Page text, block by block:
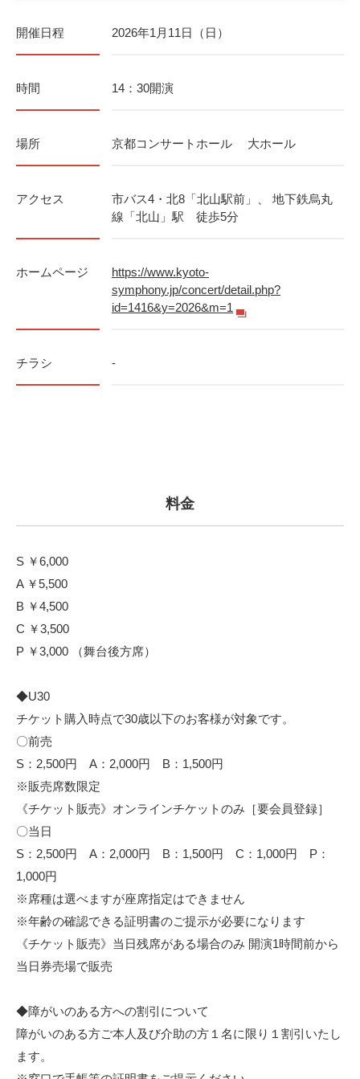
開催日程 2026年1月11日（日）
時間 14：30開演
場所 京都コンサートホール 大ホール
アクセス
市バス4・北8「北山駅前」、 地下鉄烏丸
線「北山」駅 徒歩5分
ホームページ
https://www.kyoto-
symphony.jp/concert/detail.php?
id=1416&y=2026&m=1
チラシ -
料金
S ￥6,000
A ￥5,500
B ￥4,500
C ￥3,500
P ￥3,000 （舞台後方席）
◆U30
チケット購入時点で30歳以下のお客様が対象です。
〇前売
S：2,500円 A：2,000円 B：1,500円
※販売席数限定
《チケット販売》オンラインチケットのみ［要会員登録］
〇当日
S：2,500円 A：2,000円 B：1,500円 C：1,000円 P：
1,000円
※席種は選べますが座席指定はできません
※年齢の確認できる証明書のご提示が必要になります
《チケット販売》当日残席がある場合のみ 開演1時間前から
当日券売場で販売
◆障がいのある方への割引について
障がいのある方ご本人及び介助の方１名に限り１割引いたし
ます。